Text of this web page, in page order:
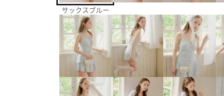
サックスブルー